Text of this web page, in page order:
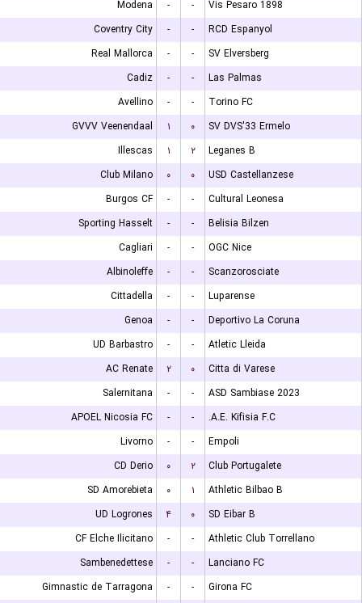
Modena
- -
Vis Pesaro 1898
Coventry City
- -
RCD Espanyol
Real Mallorca
- -
SV Elversberg
Cadiz
- -
Las Palmas
Avellino
- -
Torino FC
GVVV Veenendaal
۱ ۰
SV DVS'33 Ermelo
Illescas
۱ ۲
Leganes B
Club Milano
۰ ۰
USD Castellanzese
Burgos CF
- -
Cultural Leonesa
Sporting Hasselt
- -
Belisia Bilzen
Cagliari
- -
OGC Nice
Albinoleffe
- -
Scanzorosciate
Cittadella
- -
Luparense
Genoa
- -
Deportivo La Coruna
UD Barbastro
- -
Atletic Lleida
AC Renate
۲ ۰
Citta di Varese
Salernitana
- -
ASD Sambiase 2023
APOEL Nicosia FC
- -
A.E. Kifisia F.C.
Livorno
- -
Empoli
CD Derio
۰ ۲
Club Portugalete
SD Amorebieta
۰ ۱
Athletic Bilbao B
UD Logrones
۴ ۰
SD Eibar B
CF Elche Ilicitano
- -
Athletic Club Torrellano
Sambenedettese
- -
Lanciano FC
Gimnastic de Tarragona
- -
Girona FC